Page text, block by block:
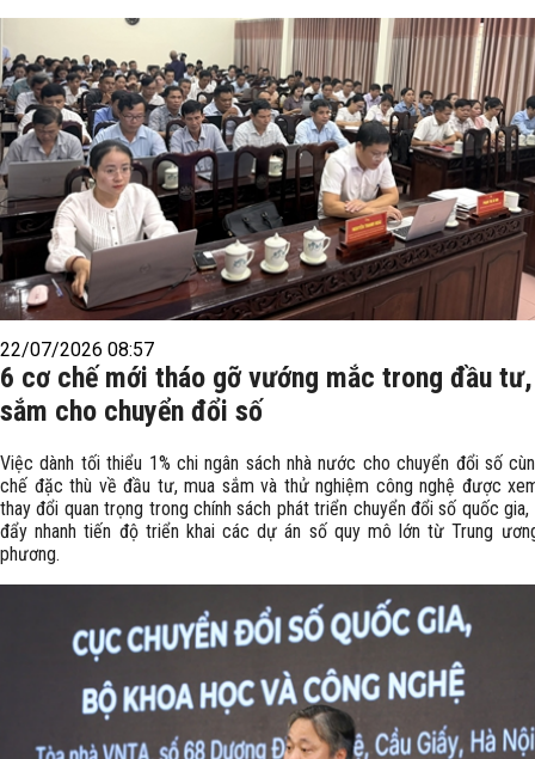
22/07/2026 08:57
6 cơ chế mới tháo gỡ vướng mắc trong đầu
sắm cho chuyển đổi số
Việc dành tối thiểu 1% chi ngân sách nhà nước cho chuyển đổi số
chế đặc thù về đầu tư, mua sắm và thử nghiệm công nghệ được
thay đổi quan trọng trong chính sách phát triển chuyển đổi số quốc gia,
đẩy nhanh tiến độ triển khai các dự án số quy mô lớn từ Trung
phương.